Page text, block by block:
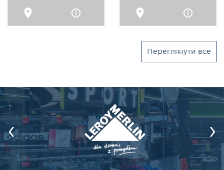
Карта Інфо Карта Інфо
Переглянути все
‹ ›